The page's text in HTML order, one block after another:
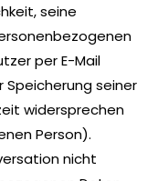
seine
per E-Mail
Speicherung seiner
widersprechen
Person).
nicht